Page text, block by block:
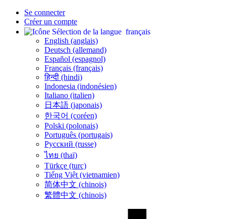
Se connecter
Créer un compte
français
English (anglais)
Deutsch (allemand)
Español (espagnol)
Français (français)
हिन्दी (hindi)
Indonesia (indonésien)
Italiano (italien)
日本語 (japonais)
한국어 (coréen)
Polski (polonais)
Português (portugais)
Русский (russe)
ไทย (thaï)
Türkçe (turc)
Tiếng Việt (vietnamien)
简体中文 (chinois)
繁體中文 (chinois)